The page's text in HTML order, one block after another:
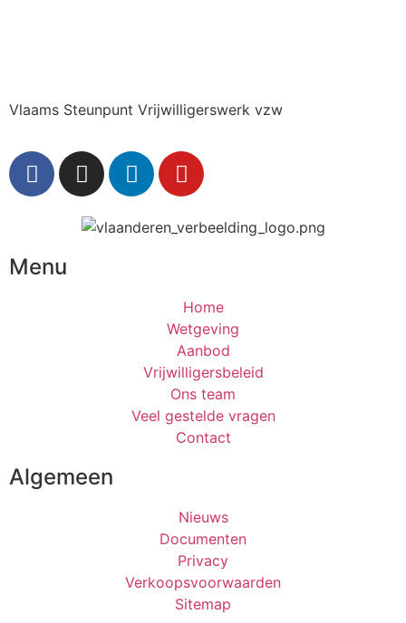
Vlaams Steunpunt Vrijwilligerswerk vzw
Menu
Home
Wetgeving
Aanbod
Vrijwilligersbeleid
Ons team
Veel gestelde vragen
Contact
Algemeen
Nieuws
Documenten
Privacy
Verkoopsvoorwaarden
Sitemap